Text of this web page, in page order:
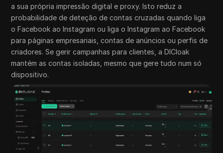
a sua própria impressão digital e proxy. Isto reduz a
probabilidade de deteção de contas cruzadas quando liga
o Facebook ao Instagram ou liga o Instagram ao Facebook
para páginas empresariais, contas de anúncios ou perfis de
criadores. Se gerir campanhas para clientes, a DICloak
mantém as contas isoladas, mesmo que gere tudo num só
dispositivo.